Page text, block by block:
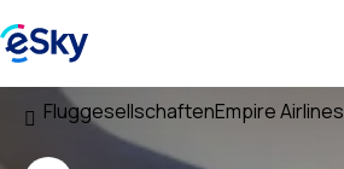
FluggesellschaftenEmpire Airlines